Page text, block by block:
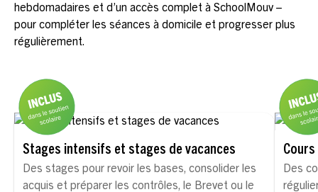
hebdomadaires et d’un accès complet à SchoolMouv –
pour compléter les séances à domicile et progresser plus
régulièrement.
Stages intensifs et stages de vacances
Des stages pour revoir les bases, consolider les
acquis et préparer les contrôles, le Brevet ou le
Des